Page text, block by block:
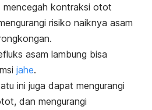
mencegah kontraksi otot
risiko naiknya asam
asam lambung bisa
jahe.
ini juga dapat mengurangi
dan mengurangi